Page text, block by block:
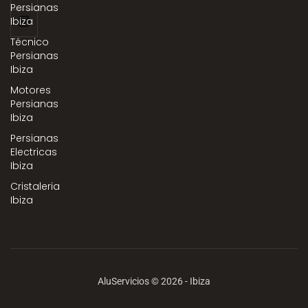
Persianas
Ibiza
Técnico
Persianas
Ibiza
Motores
Persianas
Ibiza
Persianas
Electricas
Ibiza
Cristaleria
Ibiza
AluServicios © 2026 - Ibiza